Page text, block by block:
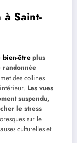
Saint-
bien-être plus
randonnée
des collines
Les vues
suspendu,
le stress
sur le
culturelles et